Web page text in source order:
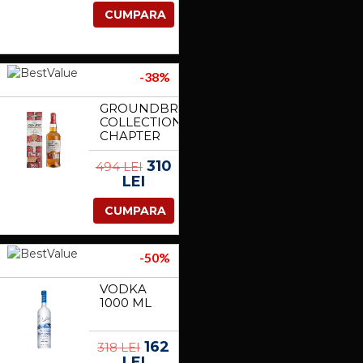
BUTT
PLUG-URI
CUMPARA
-38%
GROUNDBREAKER
COLLECTION
CHAPTER
1 700 ML
494 LEI310
LEI
CUMPARA
-50%
VODKA
1000 ML
318 LEI162